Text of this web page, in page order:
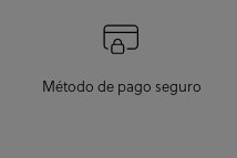
Método de pago seguro